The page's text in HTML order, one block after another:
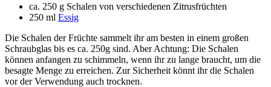
ca. 250 g Schalen von verschiedenen Zitrusfrüchten
250 ml Essig
Die Schalen der Früchte sammelt ihr am besten in einem großen
Schraubglas bis es ca. 250g sind. Aber Achtung: Die Schalen
können anfangen zu schimmeln, wenn ihr zu lange braucht, um die
besagte Menge zu erreichen. Zur Sicherheit könnt ihr die Schalen
vor der Verwendung auch trocknen.